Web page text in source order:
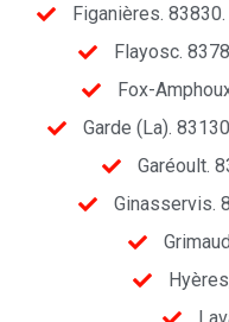
Figanières. 83830.
Flayosc.
Fox-
Garde (La).
Garéoult.
Ginasservis.